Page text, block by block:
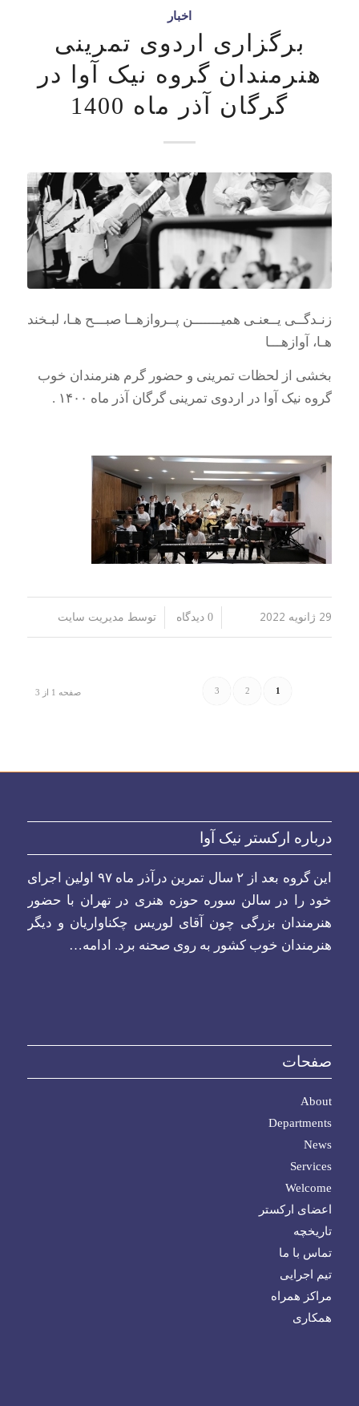
اخبار
برگزاری اردوی تمرینی
هنرمندان گروه نیک آوا در
گرگان آذر ماه 1400
زنـدگــی یــعنـی همیـــــــن پــروازهــا صبـــح هـا، لبـخند
هـا، آوازهـــا
بخشی از لحظات تمرینی و حضور گرم هنرمندان خوب
گروه نیک آوا در اردوی تمرینی گرگان آذر ماه ۱۴۰۰ .
29 ژانویه 2022 / 0 دیدگاه توسط مدیریت سایت
صفحه 1 از 3 1
2
3
درباره ارکستر نیک آوا
این گروه بعد از ۲ سال تمرین درآذر ماه ۹۷ اولین اجرای
خود را در سالن سوره حوزه هنری در تهران با حضور
هنرمندان بزرگی چون آقای لوریس چکناواریان و دیگر
هنرمندان خوب کشور به روی صحنه برد. ادامه…
صفحات
About
Departments
News
Services
Welcome
اعضای ارکستر
تاریخچه
تماس با ما
تیم اجرایی
مراکز همراه
همکاری